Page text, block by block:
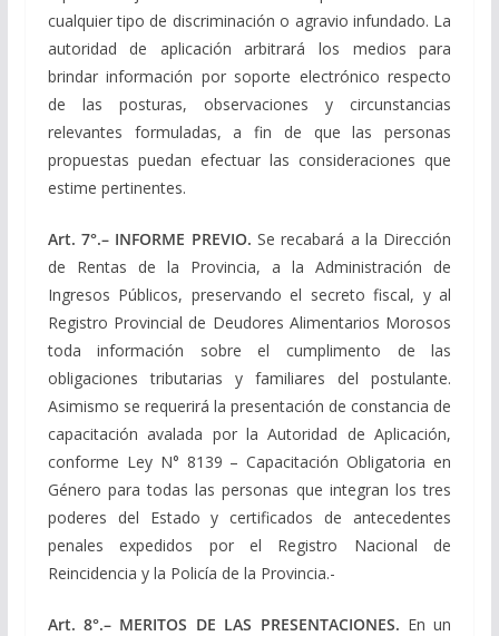
cualquier tipo de discriminación o agravio infundado. La
autoridad de aplicación arbitrará los medios para
brindar información por soporte electrónico respecto
de las posturas, observaciones y circunstancias
relevantes formuladas, a fin de que las personas
propuestas puedan efectuar las consideraciones que
estime pertinentes.
Art. 7°.– INFORME PREVIO.Se recabará a la Dirección
de Rentas de la Provincia, a la Administración de
Ingresos Públicos, preservando el secreto fiscal, y al
Registro Provincial de Deudores Alimentarios Morosos
toda información sobre el cumplimento de las
obligaciones tributarias y familiares del postulante.
Asimismo se requerirá la presentación de constancia de
capacitación avalada por la Autoridad de Aplicación,
conforme Ley N° 8139 – Capacitación Obligatoria en
Género para todas las personas que integran los tres
poderes del Estado y certificados de antecedentes
penales expedidos por el Registro Nacional de
Reincidencia y la Policía de la Provincia.-
Art. 8°.– MERITOS DE LAS PRESENTACIONES. En un